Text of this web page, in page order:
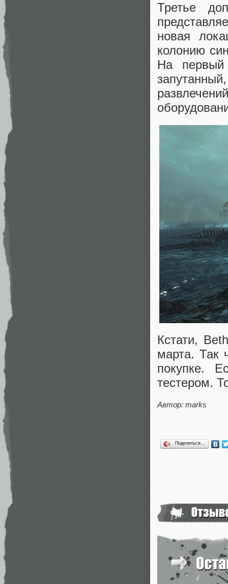
Третье
новая
колонию
На первый
Кстати,
марта. Так
покупке.
тестером.
Автор: marks
Поделиться…